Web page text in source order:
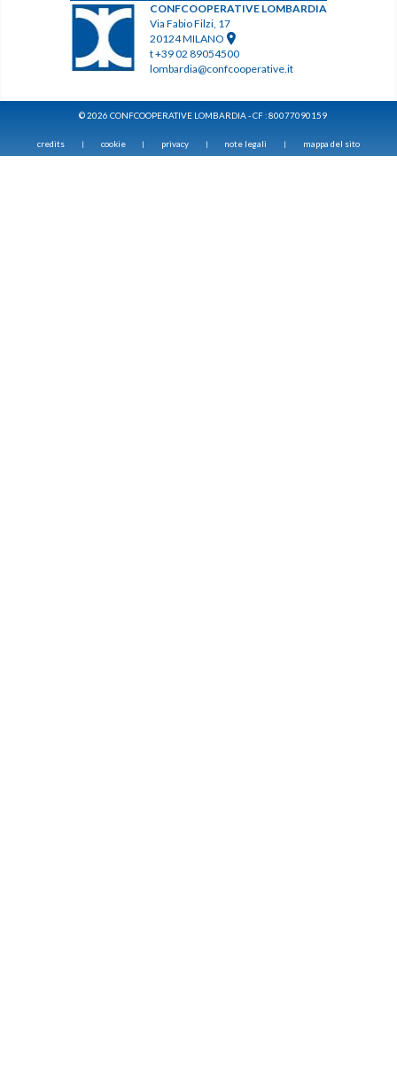
CONFCOOPERATIVE LOMBARDIA
Via Fabio Filzi, 17
20124 MILANO
t +39 02 89054500
lombardia@confcooperative.it
© 2026 CONFCOOPERATIVE LOMBARDIA - CF : 80077090159
credits | cookie | privacy | note legali | mappa del sito